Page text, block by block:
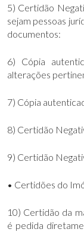
5) Certidão
sejam pessoas
documentos:
6) Cópia
alterações
7) Cópia
8) Certidão
9) Certidão
• Certidões do
10) Certidão da
é pedida